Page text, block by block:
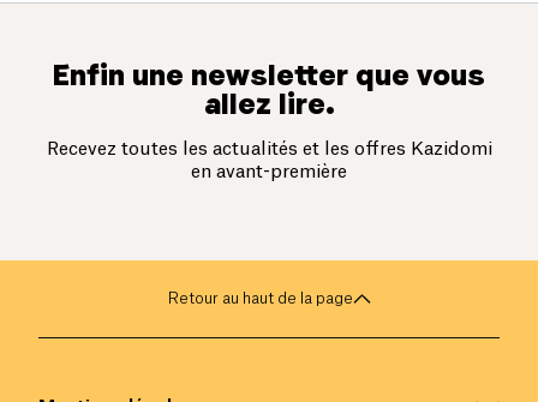
Enfin une newsletter que vous
allez lire.
Recevez toutes les actualités et les offres Kazidomi
en avant-première
Retour au haut de la page